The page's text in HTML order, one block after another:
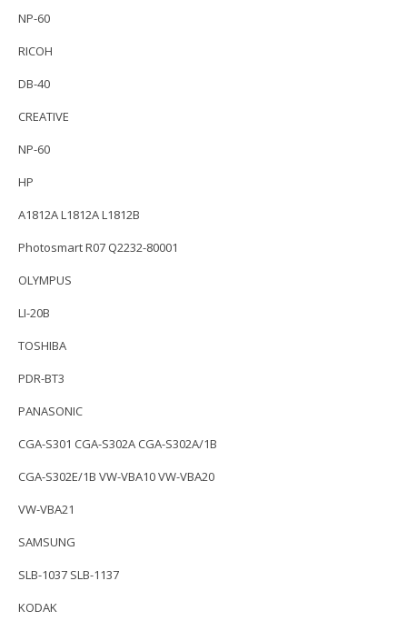
NP-60
RICOH
DB-40
CREATIVE
NP-60
HP
A1812A L1812A L1812B
Photosmart R07 Q2232-80001
OLYMPUS
LI-20B
TOSHIBA
PDR-BT3
PANASONIC
CGA-S301 CGA-S302A CGA-S302A/1B
CGA-S302E/1B VW-VBA10 VW-VBA20
VW-VBA21
SAMSUNG
SLB-1037 SLB-1137
KODAK